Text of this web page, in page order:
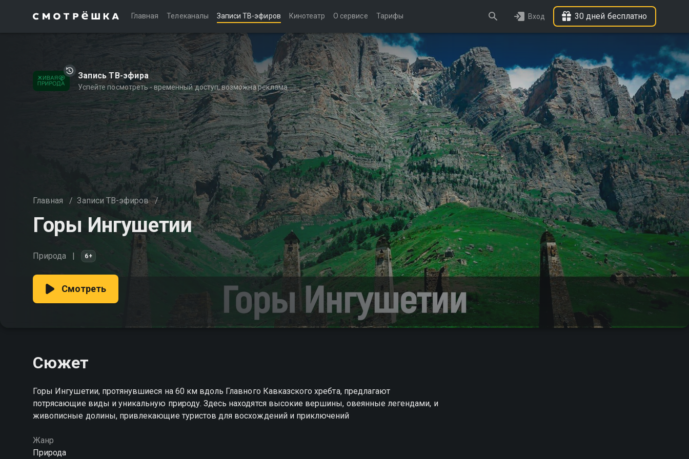
Главная Телеканалы Записи ТВ-эфиров Кинотеатр О сервисе Тарифы Вход 30 дней бесплатно
Запись ТВ-эфира
Успейте посмотреть - временный доступ, возможна реклама
Главная / Записи ТВ-эфиров /
Горы Ингушетии
Природа 6+
Смотреть
Сюжет
Горы Ингушетии, протянувшиеся на 60 км вдоль Главного Кавказского хребта, предлагают
потрясающие виды и уникальную природу. Здесь находятся высокие вершины, овеянные легендами, и
живописные долины, привлекающие туристов для восхождений и приключений
Жанр
Природа